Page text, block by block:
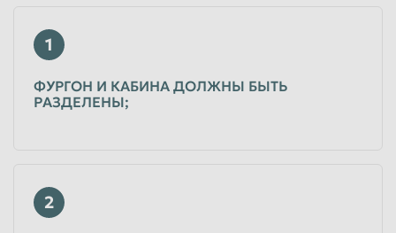
1
ФУРГОН И КАБИНА ДОЛЖНЫ БЫТЬ
РАЗДЕЛЕНЫ;
2